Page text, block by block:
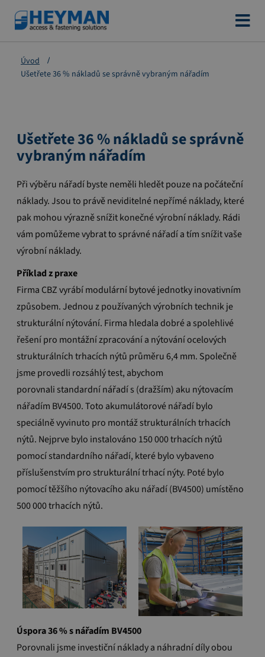
Přejít
na
Úvod
Ušetřete 36 % nákladů se správně vybraným nářadím
Ušetřete 36 % nákladů se správně
vybraným nářadím
Při výběru nářadí byste neměli hledět pouze na počáteční
náklady. Jsou to právě neviditelné nepřímé náklady, které
pak mohou výrazně snížit konečné výrobní náklady. Rádi
vám pomůžeme vybrat to správné nářadí a tím snížit vaše
výrobní náklady.
Příklad z praxe
Firma CBZ vyrábí modulární bytové jednotky inovativním
způsobem. Jednou z používaných výrobních technik je
strukturální nýtování. Firma hledala dobré a spolehlivé
řešení pro montážní zpracování a nýtování ocelových
strukturálních trhacích nýtů průměru 6,4 mm. Společně
jsme provedli rozsáhlý test, abychom
porovnali standardní nářadí s (dražším) aku nýtovacím
nářadím BV4500. Toto akumulátorové nářadí bylo
speciálně vyvinuto pro montáž strukturálních trhacích
nýtů. Nejprve bylo instalováno 150 000 trhacích nýtů
pomocí standardního nářadí, které bylo vybaveno
příslušenstvím pro strukturální trhací nýty. Poté bylo
pomocí těžšího nýtovacího aku nářadí (BV4500) umístěno
500 000 trhacích nýtů.
Úspora 36 % s nářadím BV4500
Porovnali jsme investiční náklady a náhradní díly obou